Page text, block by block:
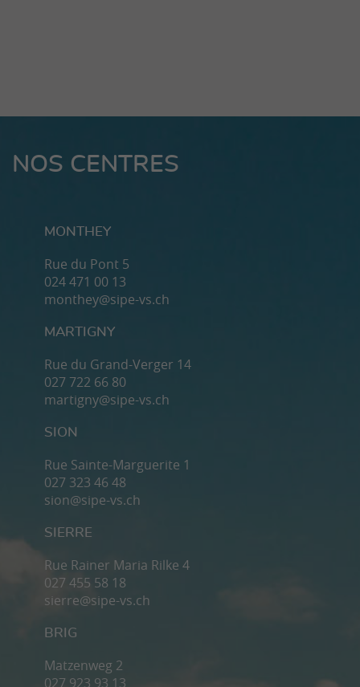
NOS CENTRES
MONTHEY
Rue du Pont 5
024 471 00 13
monthey@sipe-vs.ch
MARTIGNY
Rue du Grand-Verger 14
027 722 66 80
martigny@sipe-vs.ch
SION
Rue Sainte-Marguerite 1
027 323 46 48
sion@sipe-vs.ch
SIERRE
Rue Rainer Maria Rilke 4
027 455 58 18
sierre@sipe-vs.ch
BRIG
Matzenweg 2
027 923 93 13